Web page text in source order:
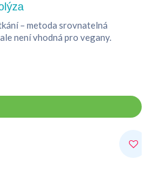
– metoda srovnatelná
není vhodná pro vegany.